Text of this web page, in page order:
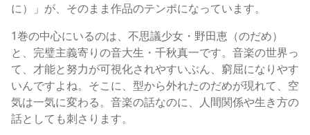
に）」が、そのまま作品のテンポになっています。
1巻の中心にいるのは、不思議少女・野田恵（のだめ）
と、完璧主義寄りの音大生・千秋真一です。音楽の世界っ
て、才能と努力が可視化されやすいぶん、窮屈になりやす
いんですよね。そこに、型から外れたのだめが現れて、空
気は一気に変わる。音楽の話なのに、人間関係や生き方の
話としても刺さります。